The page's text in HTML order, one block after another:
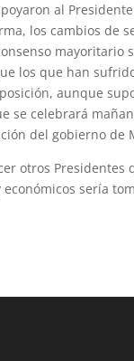
al
los cambios de
mayoritario
los que han
aunque
se celebrará
del gobierno
otros
sería